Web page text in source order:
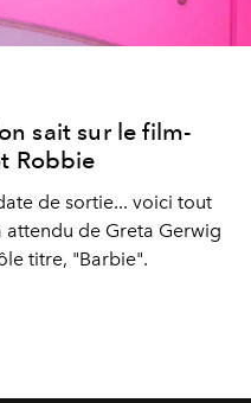
sait sur le film-
Robbie
de sortie... voici tout
de Greta Gerwig
titre, "Barbie".